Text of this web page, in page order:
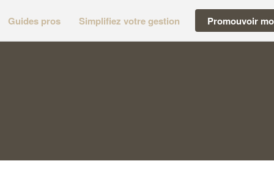
Guides pros Simplifiez votre gestion Promouvoir